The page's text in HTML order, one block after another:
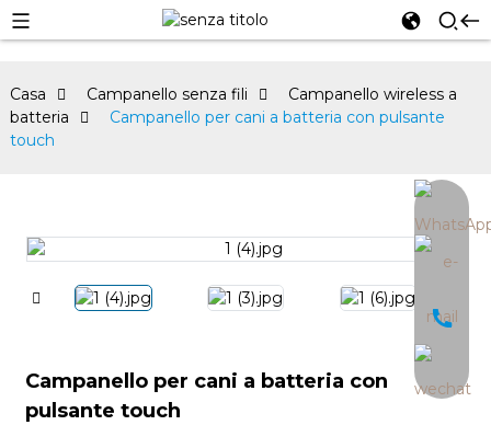
Casa Campanello senza fili
Campanello wireless a
batteria
Campanello per cani a batteria con pulsante
touch
Campanello per cani a batteria con
pulsante touch